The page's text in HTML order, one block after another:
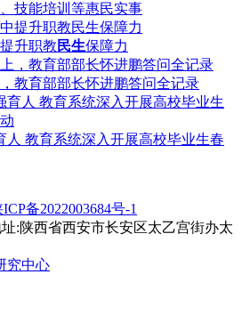
技能培训等惠民实事
升职教 民生保障力
教育部部长怀进鹏答问全记录
人 教育系统深入开展高校毕业生春
ICP备2022003684号-1
:陕西省西安市长安区太乙宫街办太
究中心